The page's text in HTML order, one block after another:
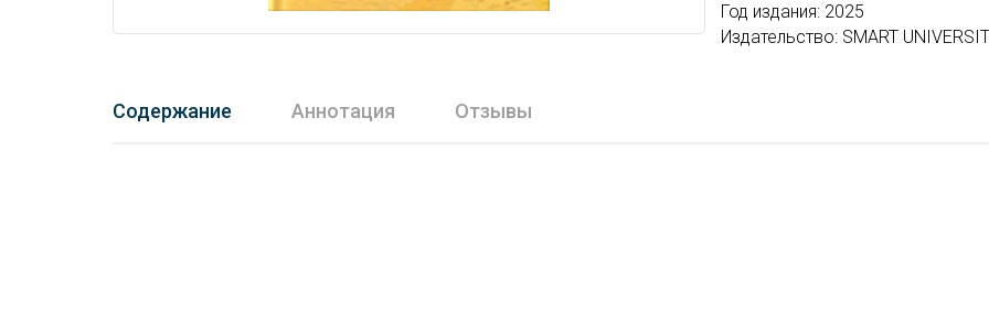
Все приобретенные
доступны в разделе личного
Год издания: 2025
Издательство: SMART
Содержание Аннотация Отзывы